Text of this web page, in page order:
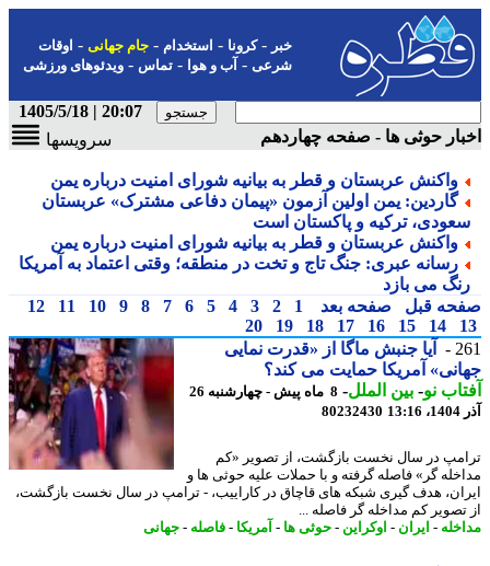
-کرونا-استخدام- جام جهانی-اوقات
شرعی-آب و هوا-تماس-ویدئوهای ورزشی
20:07 | 1405/5/18
حوثی ها - صفحه چهاردهم
سرویسها
واکنش عربستان و قطر به بیانیه شورای امنیت درباره یمن
گاردین: یمن اولین آزمون «پیمان دفاعی مشترک» عربستان
ترکیه و پاکستان است
واکنش عربستان و قطر به بیانیه شورای امنیت درباره یمن
رسانه عبری: جنگ تاج و تخت در منطقه؛ وقتی اعتماد به آمریکا
می بازد
قبل صفحه بعد 1
2
3
4
5
6
7
8
9
10
11
12
14
15
16
17
18
19
20
آیا جنبش ماگا از «قدرت نمایی
آمریکا حمایت می کند؟
نو- بین الملل-
8 ماه پیش - چهارشنبه 26
80232430
در سال نخست بازگشت، از تصویر «کم
گر» فاصله گرفته و با حملات علیه حوثی ها و
هدف گیری شبکه های قاچاق در کاراییب، - ترامپ در سال نخست بازگشت،
کم مداخله گر فاصله ...
-ایران - اوکراین- حوثی ها- آمریکا- فاصله-جهانی